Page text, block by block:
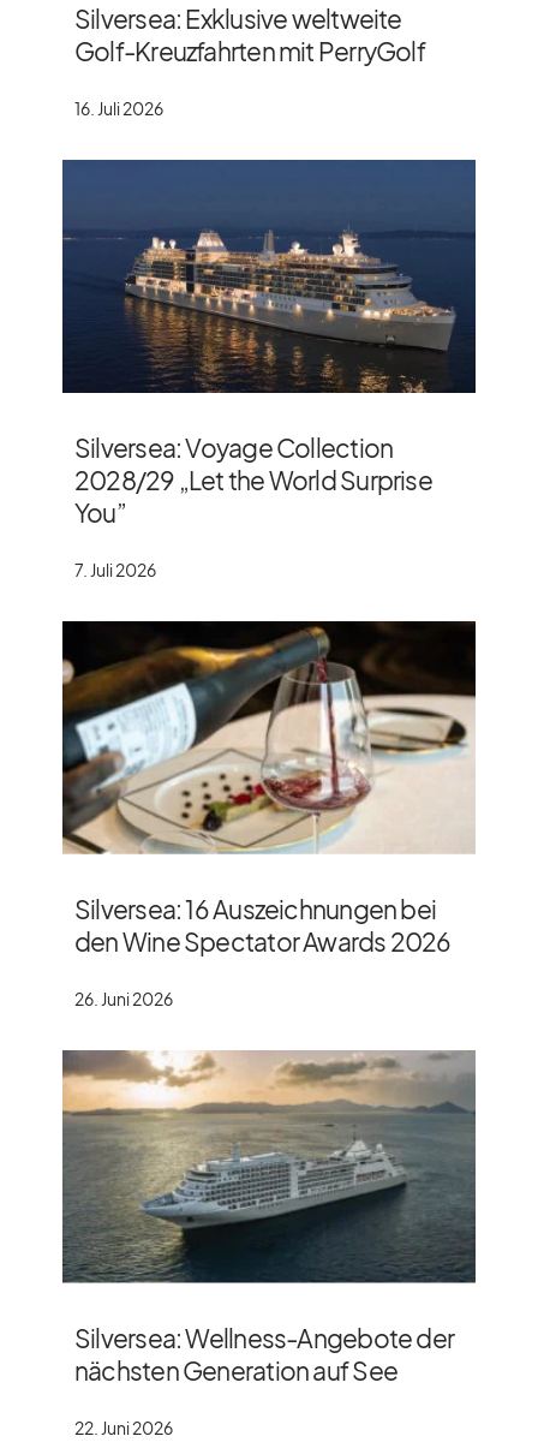
Silversea: Exklusive weltweite
Golf-Kreuzfahrten mit PerryGolf
16. Juli 2026
Silversea: Voyage Collection
2028/​29 „Let the World Surprise
You”
7. Juli 2026
Silversea: 16 Auszeichnungen bei
den Wine Spectator Awards 2026
26. Juni 2026
Silversea: Wellness-Angebote der
nächsten Generation auf See
22. Juni 2026